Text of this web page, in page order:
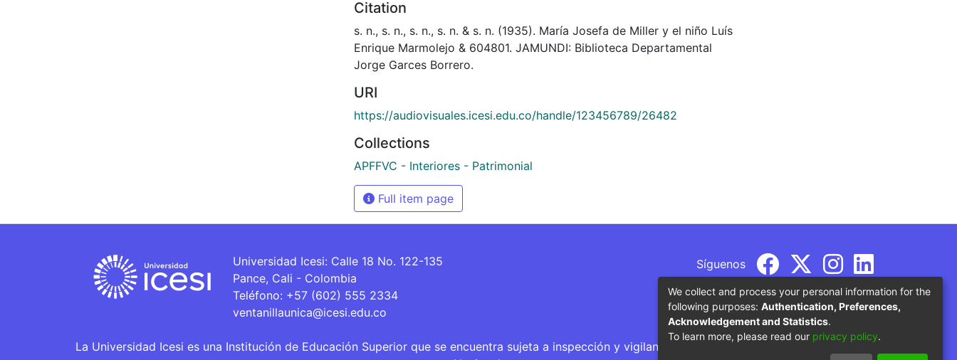
Citation
s. n., s. n., s. n., s. n. & s. n. (1935). María Josefa de Miller y el niño Luís
Enrique Marmolejo & 604801. JAMUNDI: Biblioteca Departamental
Jorge Garces Borrero.
URI
https://audiovisuales.icesi.edu.co/handle/123456789/26482
Collections
APFFVC - Interiores - Patrimonial
Full item page
Universidad Icesi: Calle 18 No. 122-135
Pance, Cali - Colombia
Teléfono: +57 (602) 555 2334
ventanillaunica@icesi.edu.co
Síguenos
La Universidad Icesi es una Institución de Educación Superior que se encuentra sujeta a inspección y vigilancia por parte del Ministerio de Educación
We collect and process your personal information for the
following purposes: Authentication, Preferences,
Acknowledgement and Statistics.
To learn more, please read our privacy policy.